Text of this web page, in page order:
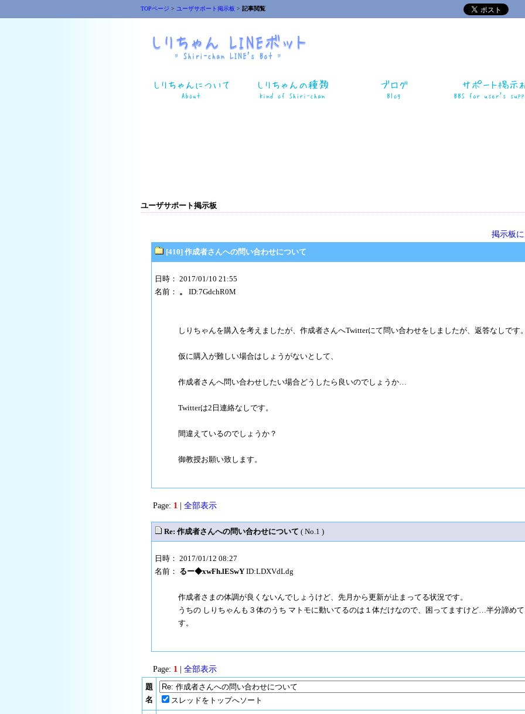
TOPページ > ユーザサポート掲示板 > 記事閲覧
ユーザサポート掲示板
掲示板
[410] 作成者さんへの問い合わせについて
日時： 2017/01/10 21:55
名前： 。 ID:7GdchR0M
しりちゃんを購入を考えましたが、作成者さんへTwitterにて問い合わせをしましたが、返答なしです
仮に購入が難しい場合はしょうがないとして、
作成者さんへ問い合わせしたい場合どうしたら良いのでしょうか…
Twitterは2日連絡なしです。
間違えているのでしょうか？
御教授お願い致します。
Page: 1 | 全部表示
Re: 作成者さんへの問い合わせについて ( No.1 )
日時： 2017/01/12 08:27
名前： るー◆xwFh.lESwY ID:LDXVdLdg
作成者さまの体調が良くないんでしょうけど、先月から更新が止まってる状況です。
うちの しりちゃんも３体のうち マトモに動いてるのは１体だけなので、困ってますけど…半分諦め
す。
Page: 1 | 全部表示
題
名
スレッドをトップへソート